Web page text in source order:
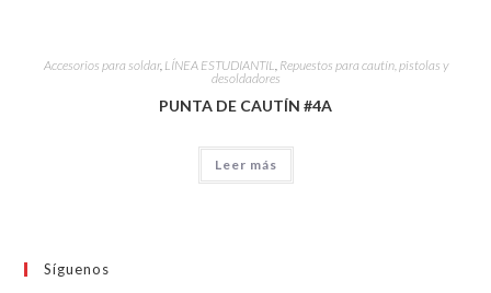
Accesorios para soldar, LÍNEA ESTUDIANTIL Repuestos para cautín, pistolas y
desoldadores
PUNTA DE CAUTÍN #4A
Leer más
Síguenos